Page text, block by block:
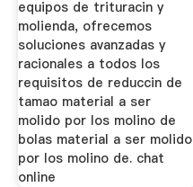
equipos de trituracin y
molienda, ofrecemos
soluciones avanzadas y
racionales a todos los
requisitos de reduccin de
tamao material a ser
molido por los molino de
bolas material a ser molido
por los molino de. chat
online